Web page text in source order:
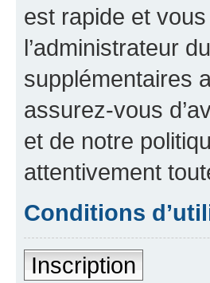
est rapide et
l’administrateur
supplémentaires
assurez-vous
et de notre
attentivement
Conditions
Inscription